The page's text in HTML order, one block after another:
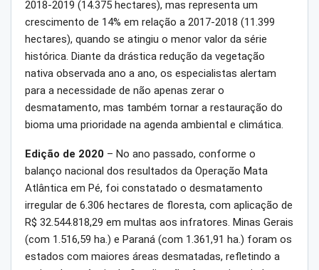
2018-2019 (14.375 hectares), mas representa um
crescimento de 14% em relação a 2017-2018 (11.399
hectares), quando se atingiu o menor valor da série
histórica. Diante da drástica redução da vegetação
nativa observada ano a ano, os especialistas alertam
para a necessidade de não apenas zerar o
desmatamento, mas também tornar a restauração do
bioma uma prioridade na agenda ambiental e climática.
Edição de 2020 – No ano passado, conforme o
balanço nacional dos resultados da Operação Mata
Atlântica em Pé, foi constatado o desmatamento
irregular de 6.306 hectares de floresta, com aplicação de
R$ 32.544.818,29 em multas aos infratores. Minas Gerais
(com 1.516,59 ha.) e Paraná (com 1.361,91 ha.) foram os
estados com maiores áreas desmatadas, refletindo a